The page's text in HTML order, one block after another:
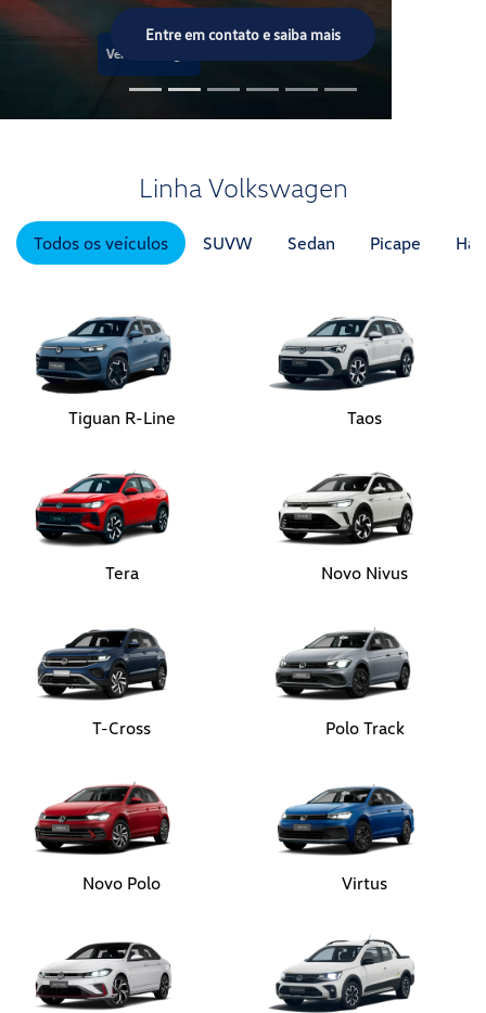
Todos os veículos SUVW Sedan Picape
Tera Novo Nivus
T-Cross Polo Track
Novo Polo Virtus
Jetta Nova Saveiro
Nova Amarok